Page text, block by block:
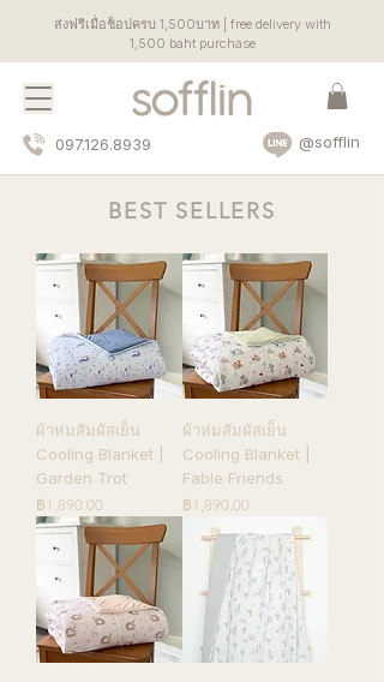
ส่งฟรีเมื่อช็อปครบ 1,500บาท | free delivery with
1,500 baht purchase
097.126.8939 @sofflin
BEST SELLERS
ผ้าห่มสัมผัสเย็น
Cooling Blanket |
Garden Trot
ราคา
฿1,890.00
ผ้าห่มสัมผัสเย็น
Cooling Blanket |
Fable Friends
ราคา
฿1,890.00